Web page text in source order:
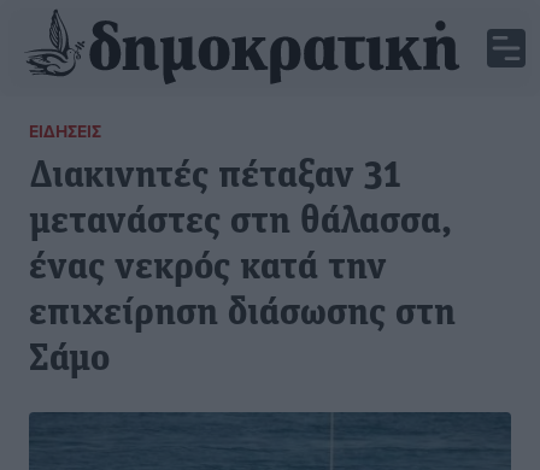
ΕΙΔΉΣΕΙΣ
Διακινητές πέταξαν 31
μετανάστες στη θάλασσα,
ένας νεκρός κατά την
επιχείρηση διάσωσης στη
Σάμο